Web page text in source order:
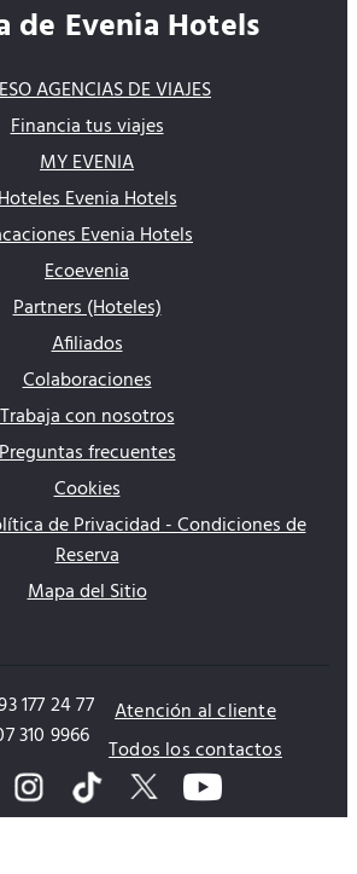
de Evenia Hotels
AGENCIAS DE VIAJES
Financia tus viajes
MY EVENIA
Evenia Hotels
Evenia Hotels
Ecoevenia
Partners (Hoteles)
Afiliados
Colaboraciones
Trabaja con nosotros
frecuentes
Cookies
de Privacidad - Condiciones de
Reserva
Mapa del Sitio
177 24 77
310 9966
Atención al cliente
Todos los contactos